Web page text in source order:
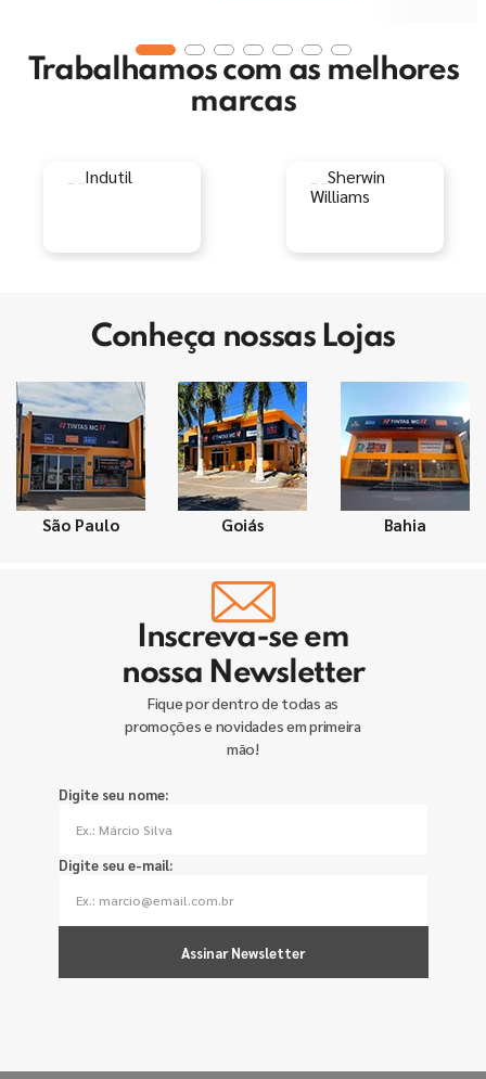
Trabalhamos com as melhores
marcas
Conheça nossas Lojas
São Paulo Goiás Bahia
Inscreva-se em
nossa Newsletter
Fique por dentro de todas as
promoções e novidades em primeira
mão!
Digite seu nome:
Digite seu e-mail:
Assinar Newsletter